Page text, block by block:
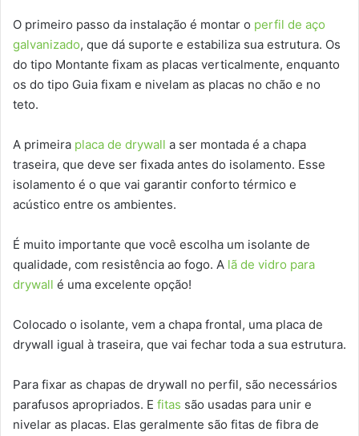
O primeiro passo da instalação é montar o perfil de aço
galvanizado, que dá suporte e estabiliza sua estrutura. Os
do tipo Montante fixam as placas verticalmente, enquanto
os do tipo Guia fixam e nivelam as placas no chão e no
teto.
A primeira placa de drywall a ser montada é a chapa
traseira, que deve ser fixada antes do isolamento. Esse
isolamento é o que vai garantir conforto térmico e
acústico entre os ambientes.
É muito importante que você escolha um isolante de
qualidade, com resistência ao fogo. A lã de vidro para
drywall é uma excelente opção!
Colocado o isolante, vem a chapa frontal, uma placa de
drywall igual à traseira, que vai fechar toda a sua estrutura.
Para fixar as chapas de drywall no perfil, são necessários
parafusos apropriados. E fitas são usadas para unir e
nivelar as placas. Elas geralmente são fitas de fibra de